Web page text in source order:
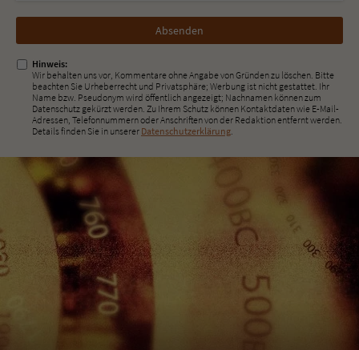
Nicht
ausfüllen!
Hinweis:
Wir behalten uns vor, Kommentare ohne Angabe von Gründen zu löschen. Bitte
beachten Sie Urheberrecht und Privatsphäre; Werbung ist nicht gestattet. Ihr
Name bzw. Pseudonym wird öffentlich angezeigt; Nachnamen können zum
Datenschutz gekürzt werden. Zu Ihrem Schutz können Kontaktdaten wie E-Mail-
Adressen, Telefonnummern oder Anschriften von der Redaktion entfernt werden.
Details finden Sie in unserer Datenschutzerklärung